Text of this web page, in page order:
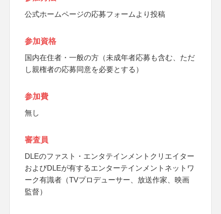
公式ホームページの応募フォームより投稿
参加資格
国内在住者・一般の方（未成年者応募も含む、ただ
し親権者の応募同意を必要とする）
参加費
無し
審査員
DLEのファスト・エンタテインメントクリエイター
およびDLEが有するエンターテインメントネットワ
ーク有識者（TVプロデューサー、放送作家、映画
監督）